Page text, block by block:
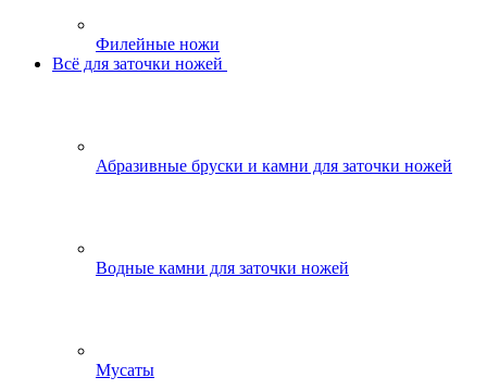
Филейные ножи
Всё для заточки ножей
Абразивные бруски и камни для заточки ножей
Водные камни для заточки ножей
Мусаты